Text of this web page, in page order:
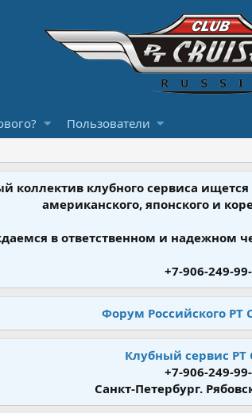
Пользователи
коллектив клубного сервиса
американского, японского и
в ответственном и надежном
+7-906-249-
Форум Российского PT
Клубный сервис PT
+7-906-249-
Санкт-Петербург.